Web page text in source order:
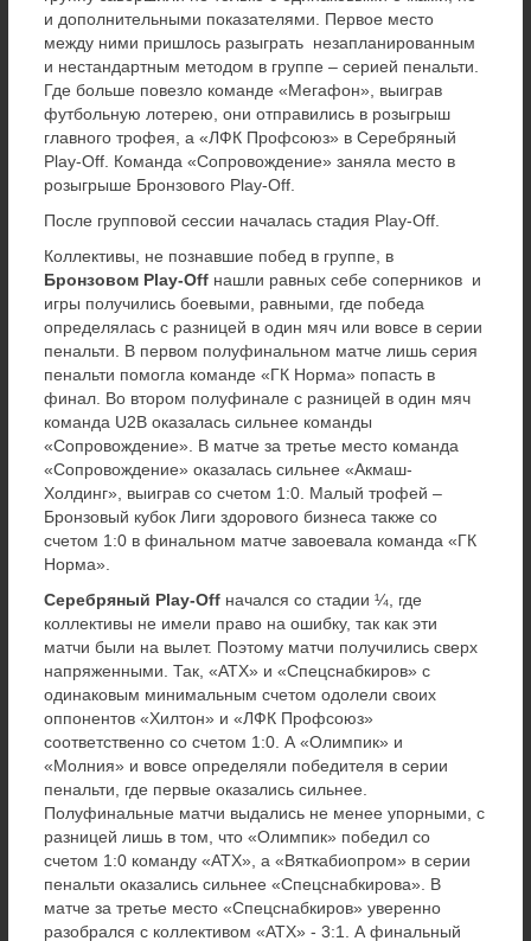
и дополнительными показателями. Первое место
между ними пришлось разыграть незапланированным
и нестандартным методом в группе – серией пенальти.
Где больше повезло команде «Мегафон», выиграв
футбольную лотерею, они отправились в розыгрыш
главного трофея, а «ЛФК Профсоюз» в Серебряный
Play-Off. Команда «Сопровождение» заняла место в
розыгрыше Бронзового Play-Off.
После групповой сессии началась стадия Play-Off.
Коллективы, не познавшие побед в группе, в
Бронзовом Play-Off нашли равных себе соперников и
игры получились боевыми, равными, где победа
определялась с разницей в один мяч или вовсе в серии
пенальти. В первом полуфинальном матче лишь серия
пенальти помогла команде «ГК Норма» попасть в
финал. Во втором полуфинале с разницей в один мяч
команда U2B оказалась сильнее команды
«Сопровождение». В матче за третье место команда
«Сопровождение» оказалась сильнее «Акмаш-
Холдинг», выиграв со счетом 1:0. Малый трофей –
Бронзовый кубок Лиги здорового бизнеса также со
счетом 1:0 в финальном матче завоевала команда «ГК
Норма».
Серебряный Play-Offначался со стадии ¼, где
коллективы не имели право на ошибку, так как эти
матчи были на вылет. Поэтому матчи получились сверх
напряженными. Так, «АТХ» и «Спецснабкиров» с
одинаковым минимальным счетом одолели своих
оппонентов «Хилтон» и «ЛФК Профсоюз»
соответственно со счетом 1:0. А «Олимпик» и
«Молния» и вовсе определяли победителя в серии
пенальти, где первые оказались сильнее.
Полуфинальные матчи выдались не менее упорными, с
разницей лишь в том, что «Олимпик» победил со
счетом 1:0 команду «АТХ», а «Вяткабиопром» в серии
пенальти оказались сильнее «Спецснабкирова». В
матче за третье место «Спецснабкиров» уверенно
разобрался с коллективом «АТХ» - 3:1. А финальный